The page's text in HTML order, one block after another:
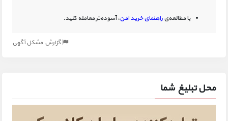
با مطالعه‌یراهنمای خرید امن، آسوده‌تر معامله کنید.
گزارش مشکل آگهی
محل تبلیغ شما